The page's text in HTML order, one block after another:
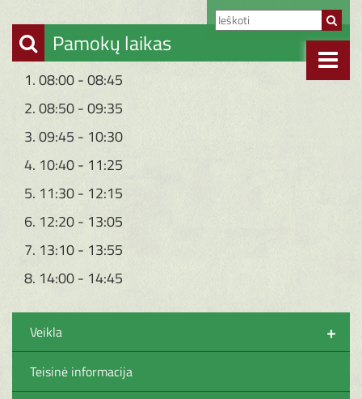
Pamokų laikas
1. 08:00 - 08:45
2. 08:50 - 09:35
3. 09:45 - 10:30
4. 10:40 - 11:25
5. 11:30 - 12:15
6. 12:20 - 13:05
7. 13:10 - 13:55
8. 14:00 - 14:45
+
Veikla
Teisinė informacija